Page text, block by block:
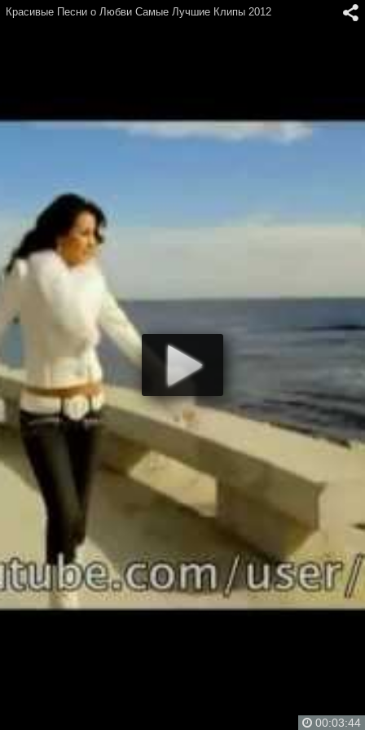
00:03:44
Красивые Песни о Любви Самые Лучшие Клипы 2012